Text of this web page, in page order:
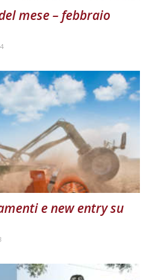
mese – febbraio
e new entry su